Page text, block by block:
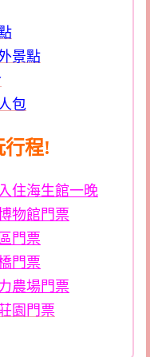
景點
包
行程!
住海生館一晚
物館門票
門票
門票
農場門票
園門票